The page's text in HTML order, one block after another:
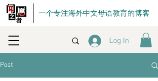
一个专注海外中文母语教育的博客
Log In
Post